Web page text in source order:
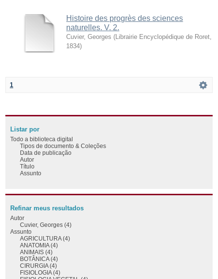
Histoire des progrès des sciences
naturelles. V. 2.
Cuvier, Georges ( Librairie Encyclopédique de Roret
1834)
1
Listar por
Todo a biblioteca digital
Tipos de documento & Coleções
Data de publicação
Autor
Título
Assunto
Refinar meus resultados
Autor
Cuvier, Georges (4)
Assunto
AGRICULTURA (4)
ANATOMIA (4)
ANIMAIS (4)
BOTÂNICA (4)
CIRURGIA (4)
FISIOLOGIA (4)